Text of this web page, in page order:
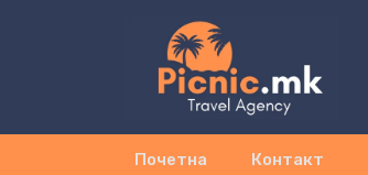
Почетна Контакт